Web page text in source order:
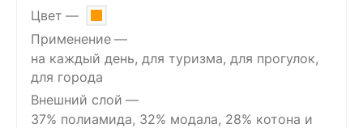
Цвет
Применение
на каждый день, для туризма, для прогулок,
для города
Внешний слой
37% полиамида, 32% модала, 28% котона и